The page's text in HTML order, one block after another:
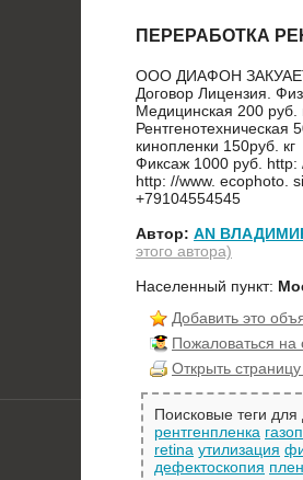
ПЕРЕРАБОТКА
ООО ДИАФОН
Договор Лицензия.
Медицинская 200 руб.
Рентгенотехническая
кинопленки 150руб. кг
Фиксаж 1000 руб. http:
http: //www. ecophoto.
+79104554545
Автор: AN
этого автора)
Населенный пункт:
Добавить это
Пожаловаться
Открыть
Поисковые теги
рентгенпленка
retina утилизация
дефектоскопия